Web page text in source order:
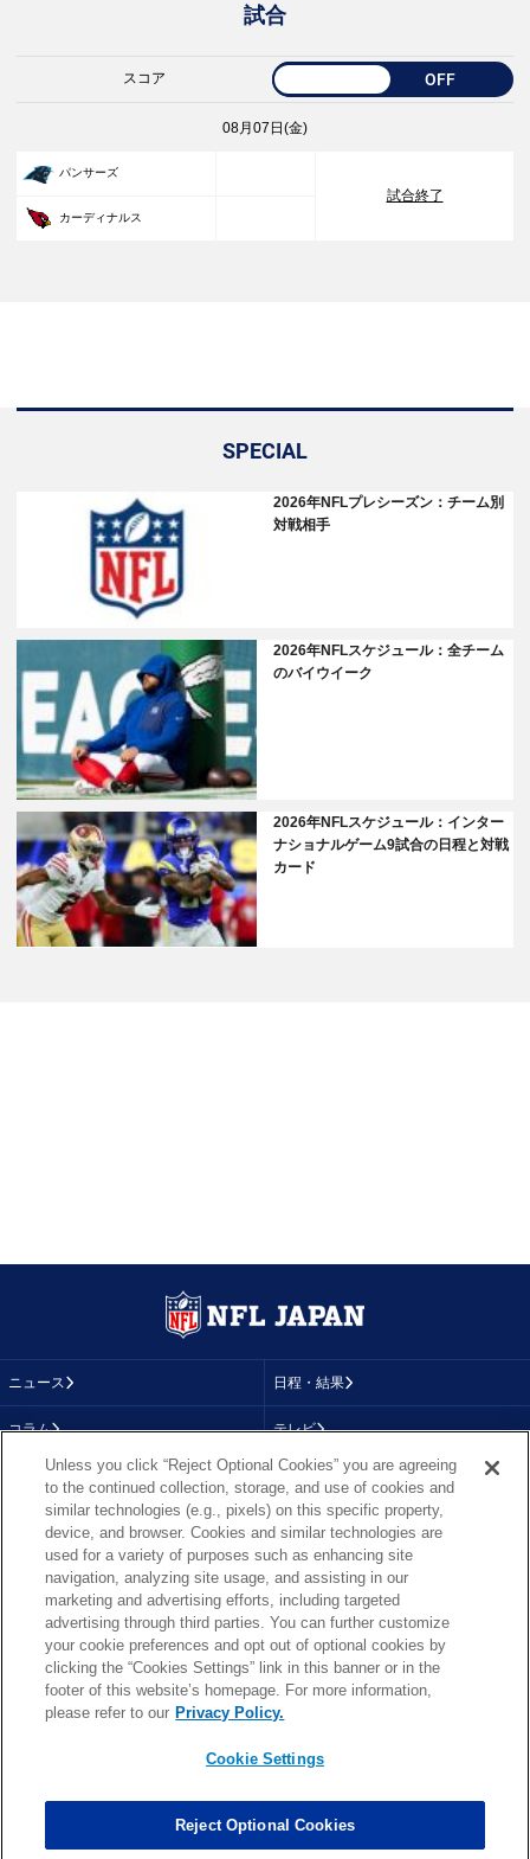
試合
スコア OFF
08月07日(金)
パンサーズ
試合終了
カーディナルス
SPECIAL
2026年NFLプレシーズン：チーム別
対戦相手
2026年NFLスケジュール：全チーム
のバイウイーク
2026年NFLスケジュール：インター
ナショナルゲーム9試合の日程と対戦
カード
ニュース 日程・結果
コラム テレビ
画像
About NFL
More NFL 特集
TOP お問い合わせ FAQ
PHOTO BY AP Images / PHOTO BY Getty Images
Unless you click “Reject Optional Cookies” you are agreeing
to the continued collection, storage, and use of cookies and
similar technologies (e.g., pixels) on this specific property,
device, and browser. Cookies and similar technologies are
used for a variety of purposes such as enhancing site
navigation, analyzing site usage, and assisting in our
marketing and advertising efforts, including targeted
advertising through third parties. You can further customize
your cookie preferences and opt out of optional cookies by
clicking the “Cookies Settings” link in this banner or in the
footer of this website’s homepage. For more information,
please refer to our Privacy Policy.
Cookie Settings
Reject Optional Cookies